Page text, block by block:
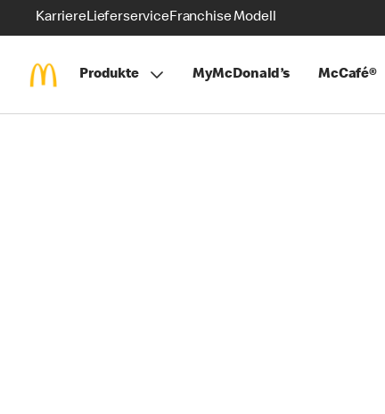
KarriereLieferserviceFranchise Modell
Produkte MyMcDonald’s McCafé®